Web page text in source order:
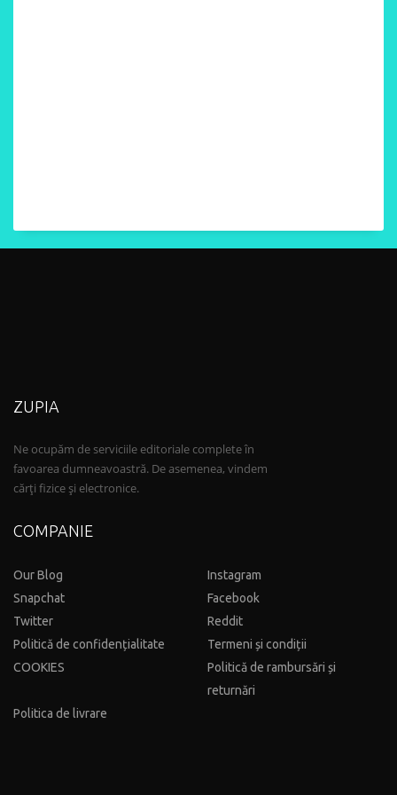
ZUPIA
Ne ocupăm de serviciile editoriale complete în
favoarea dumneavoastră. De asemenea, vindem
cărți fizice și electronice.
COMPANIE
Our Blog
Instagram
Snapchat
Facebook
Twitter
Reddit
Politică de confidențialitate
Termeni și condiții
COOKIES
Politică de rambursări și
returnări
Politica de livrare